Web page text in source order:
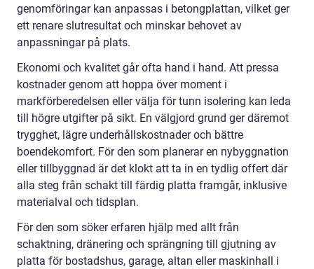
genomföringar kan anpassas i betongplattan, vilket ger
ett renare slutresultat och minskar behovet av
anpassningar på plats.
Ekonomi och kvalitet går ofta hand i hand. Att pressa
kostnader genom att hoppa över moment i
markförberedelsen eller välja för tunn isolering kan leda
till högre utgifter på sikt. En välgjord grund ger däremot
trygghet, lägre underhållskostnader och bättre
boendekomfort. För den som planerar en nybyggnation
eller tillbyggnad är det klokt att ta in en tydlig offert där
alla steg från schakt till färdig platta framgår, inklusive
materialval och tidsplan.
För den som söker erfaren hjälp med allt från
schaktning, dränering och sprängning till gjutning av
platta för bostadshus, garage, altan eller maskinhall i